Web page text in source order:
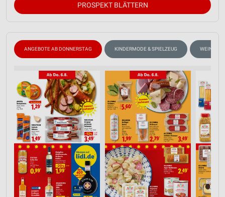
PROSPEKT BLÄTTERN
ANGEBOTE AB DONNERSTAG KINDERMODE & SPIELZEUG WEIN